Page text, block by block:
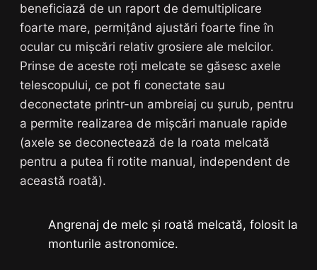
beneficiază de un raport de demultiplicare
foarte mare, permițând ajustări foarte fine în
ocular cu mișcări relativ grosiere ale melcilor.
Prinse de aceste roți melcate se găsesc axele
telescopului, ce pot fi conectate sau
deconectate printr-un ambreiaj cu șurub, pentru
a permite realizarea de mișcări manuale rapide
(axele se deconectează de la roata melcată
pentru a putea fi rotite manual, independent de
această roată).
Angrenaj de melc și roată melcată, folosit la
monturile astronomice.